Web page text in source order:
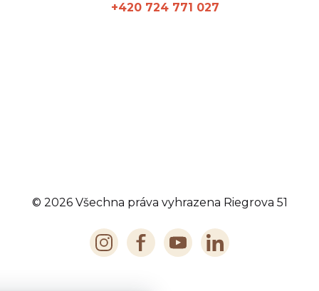
+420 724 771 027
© 2026 Všechna práva vyhrazena Riegrova 51